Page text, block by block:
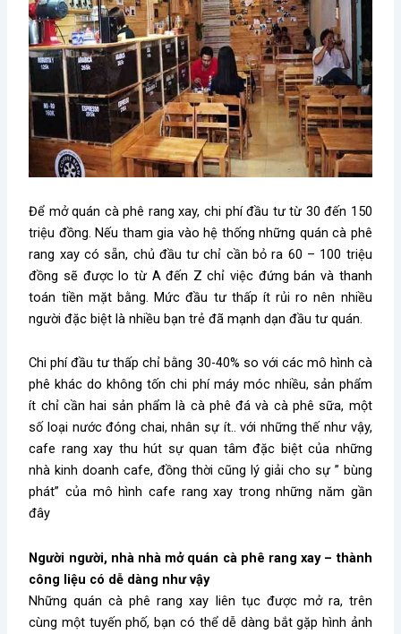
Để mở quán cà phê rang xay, chi phí đầu tư từ 30 đến 150
triệu đồng. Nếu tham gia vào hệ thống những quán cà phê
rang xay có sẵn, chủ đầu tư chỉ cần bỏ ra 60 – 100 triệu
đồng sẽ được lo từ A đến Z chỉ việc đứng bán và thanh
toán tiền mặt bằng. Mức đầu tư thấp ít rủi ro nên nhiều
người đặc biệt là nhiều bạn trẻ đã mạnh dạn đầu tư quán.
Chi phí đầu tư thấp chỉ bằng 30-40% so với các mô hình cà
phê khác do không tốn chi phí máy móc nhiều, sản phẩm
ít chỉ cần hai sản phẩm là cà phê đá và cà phê sữa, một
số loại nước đóng chai, nhân sự ít.. với những thế như vậy,
cafe rang xay thu hút sự quan tâm đặc biệt của những
nhà kinh doanh cafe, đồng thời cũng lý giải cho sự ” bùng
phát” của mô hình cafe rang xay trong những năm gần
đây
Người người, nhà nhà mở quán cà phê rang xay – thành
công liệu có dễ dàng như vậy
Những quán cà phê rang xay liên tục được mở ra, trên
cùng một tuyến phố, bạn có thể dễ dàng bắt gặp hình ảnh